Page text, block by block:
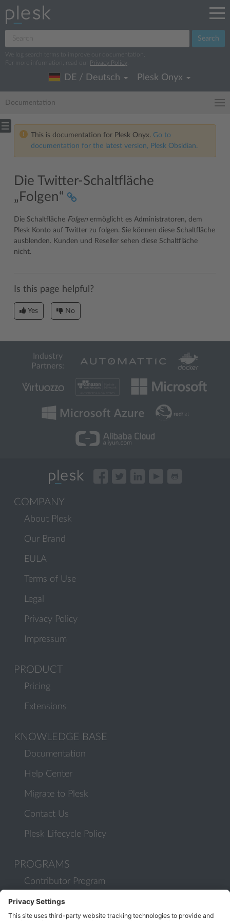
Search
We log search terms to improve our documentation.
For more information, read our
Privacy Policy
DE / Deutsch Plesk Onyx
Documentation
This is documentation for Plesk Onyx. Go to
documentation for the latest version, Plesk Obsidian.
Die Twitter-Schaltfläche
„Folgen“
Die Schaltfläche Folgen ermöglicht es Administratoren, dem
Plesk Konto auf Twitter zu folgen. Sie können diese Schaltfläche
ausblenden. Kunden und Reseller sehen diese Schaltfläche
nicht.
Is this page helpful?
Yes No
Industry
Partners:
COMPANY
About Plesk
Our Brand
EULA
Terms of Use
Legal
Privacy Policy
Impressum
PRODUCT
Pricing
Extensions
KNOWLEDGE BASE
Documentation
Help Center
Migrate to Plesk
Contact Us
Plesk Lifecycle Policy
PROGRAMS
Contributor Program
Partner Program